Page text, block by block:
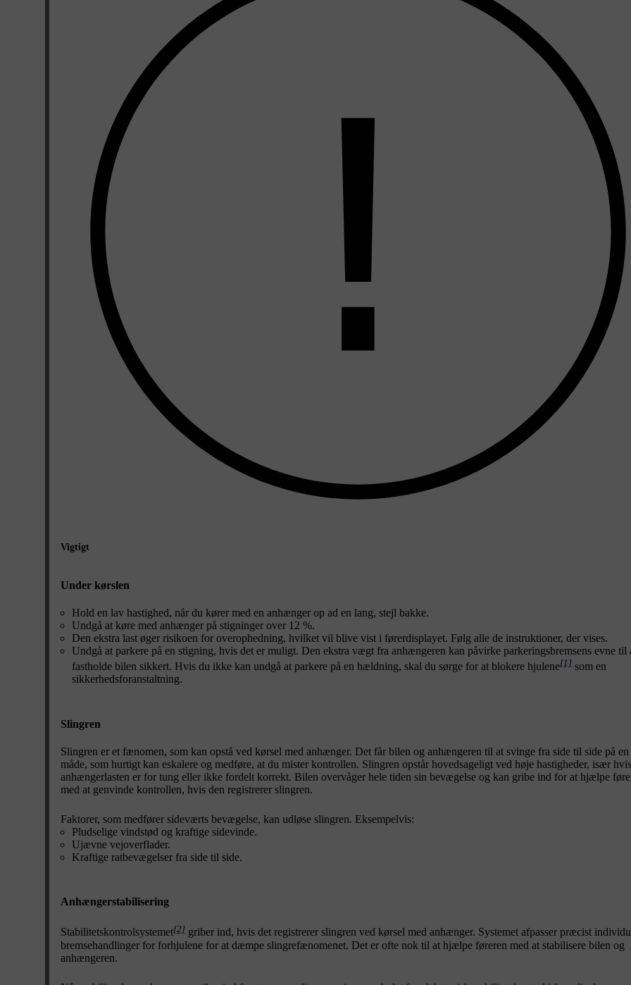
Vigtigt
Under kørslen
Hold en lav hastighed, når du kører med en anhænger op ad en lang, stejl bakke.
Undgå at køre med anhænger på stigninger over 12 %.
Den ekstra last øger risikoen for overophedning, hvilket vil blive vist i førerdisplayet. Følg alle de instruktioner, der vises.
Undgå at parkere på en stigning, hvis det er muligt. Den ekstra vægt fra anhængeren kan påvirke parkeringsbremsens evne til
fastholde bilen sikkert. Hvis du ikke kan undgå at parkere på en hældning, skal du sørge for at blokere hjulene[1] som en
sikkerhedsforanstaltning.
Slingren
Slingren er et fænomen, som kan opstå ved kørsel med anhænger. Det får bilen og anhængeren til at svinge fra side til side på en
måde, som hurtigt kan eskalere og medføre, at du mister kontrollen. Slingren opstår hovedsageligt ved høje hastigheder, især hvis
anhængerlasten er for tung eller ikke fordelt korrekt. Bilen overvåger hele tiden sin bevægelse og kan gribe ind for at hjælpe
med at genvinde kontrollen, hvis den registrerer slingren.
Faktorer, som medfører sideværts bevægelse, kan udløse slingren. Eksempelvis:
Pludselige vindstød og kraftige sidevinde.
Ujævne vejoverflader.
Kraftige ratbevægelser fra side til side.
Anhængerstabilisering
Stabilitetskontrolsystemet[2] griber ind, hvis det registrerer slingren ved kørsel med anhænger. Systemet afpasser præcist
bremsehandlinger for forhjulene for at dæmpe slingrefænomenet. Det er ofte nok til at hjælpe føreren med at stabilisere bilen og
anhængeren.